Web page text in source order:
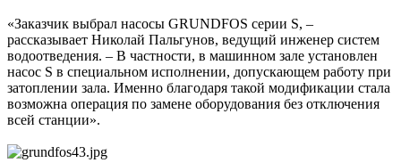
«Заказчик выбрал насосы GRUNDFOS серии S, –
рассказывает Николай Пальгунов, ведущий инженер систем
водоотведения. – В частности, в машинном зале установлен
насос S в специальном исполнении, допускающем работу при
затоплении зала. Именно благодаря такой модификации стала
возможна операция по замене оборудования без отключения
всей станции».